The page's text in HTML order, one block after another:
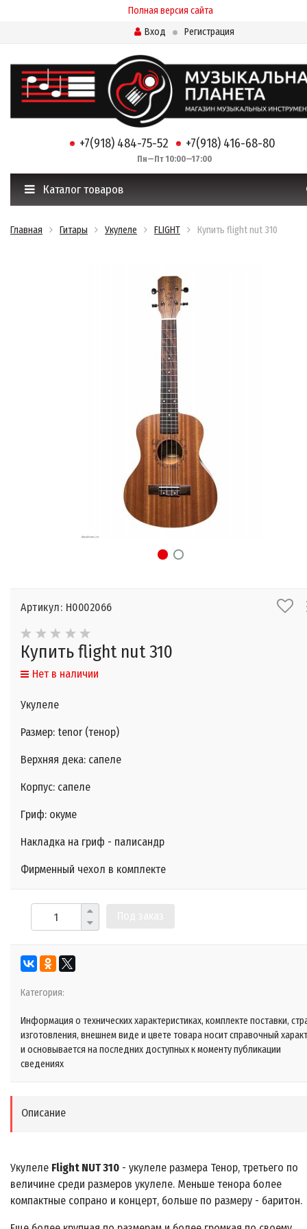
Полная версия сайта
Вход
Регистрация
+7(918) 484-75-52 +7(918) 416-68-80
Пн—Пт 10:00—17:00
Каталог товаров
Главная Гитары Укулеле FLIGHT Купить flight nut 310
Артикул: Н0002066
Купить flight nut 310
Нет в наличии
Укулеле
Размер: tenor (тенор)
Верхняя дека: сапеле
Корпус: сапеле
Гриф: окуме
Накладка на гриф - палисандр
Фирменный чехол в комплекте
Категория:
Информация о технических характеристиках, комплекте поставки,
изготовления, внешнем виде и цвете товара носит справочный
и основывается на последних доступных к моменту публикации
сведениях
Описание
Укулеле Flight NUT 310 - укулеле размера Тенор, третьего по
величине среди размеров укулеле. Меньше тенора более
компактные сопрано и концерт, больше по размеру - баритон.